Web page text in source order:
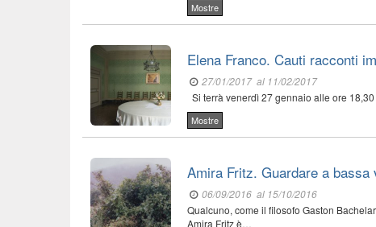
Mostre
Elena Franco. Cauti racconti
27/01/2017 al 11/02/2017
Si terrà venerdì 27 gennaio alle ore
Mostre
Amira Fritz. Guardare a bassa
06/09/2016 al 15/10/2016
Qualcuno, come il filosofo Gaston
Amira Fritz è…